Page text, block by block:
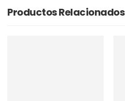
Productos Relacionados